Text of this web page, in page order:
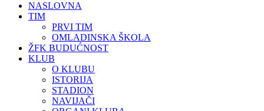
NASLOVNA
TIM
PRVI TIM
OMLADINSKA ŠKOLA
ŽFK BUDUĆNOST
KLUB
O KLUBU
ISTORIJA
STADION
NAVIJAČI